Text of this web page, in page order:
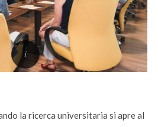
la ricerca universitaria si apre al